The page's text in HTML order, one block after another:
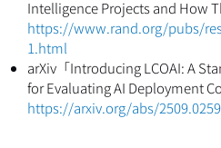
Intelligence Projects and How
https://www.rand.org/pubs/
1.html
arXiv「Introducing LCOAI: A
for Evaluating AI Deployment
https://arxiv.org/abs/